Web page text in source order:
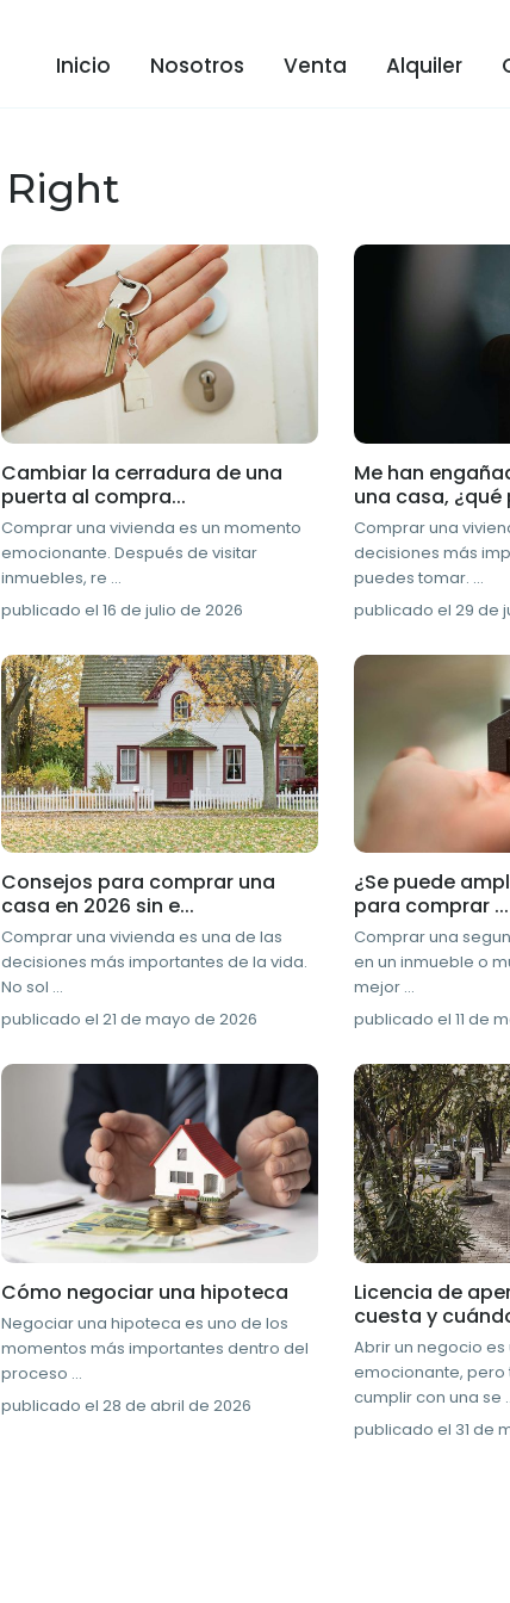
Inicio Nosotros Venta Alquiler
Right
Cambiar la cerradura de una
puerta al compra...
Comprar una vivienda es un momento
emocionante. Después de visitar
inmuebles, re ...
publicado el 16 de julio de 2026
Me han
una casa, ¿qué
Comprar una
decisiones más
puedes tomar. ...
publicado el 29 de
Consejos para comprar una
casa en 2026 sin e...
Comprar una vivienda es una de las
decisiones más importantes de la vida.
No sol ...
publicado el 21 de mayo de 2026
¿Se puede
para comprar ...
Comprar una
en un inmueble o
mejor ...
publicado el 11 de
Cómo negociar una hipoteca
Negociar una hipoteca es uno de los
momentos más importantes dentro del
proceso ...
publicado el 28 de abril de 2026
Licencia de
cuesta y
Abrir un negocio es
emocionante,
cumplir con una se
publicado el 31 de